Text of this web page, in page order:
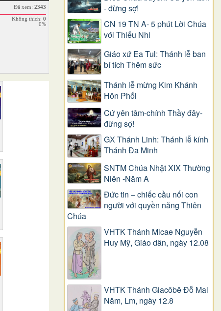
Đã xem: 2343
Không thích: 0
0%
- đừng sợ!
CN 19 TN A- 5 phút Lời Chúa
với Thiếu Nhi
Giáo xứ Ea Tul: Thánh lễ ban
bí tích Thêm sức
Thánh lễ mừng Kim Khánh
Hôn Phối
Cứ yên tâm-chính Thầy đây-
đừng sợ!
GX Thánh Linh: Thánh lễ kính
Thánh Đa Minh
SNTM Chúa Nhật XIX Thường
Niên -Năm A
Đức tin – chiếc cầu nối con
người với quyền năng Thiên
Chúa
VHTK Thánh Micae Nguyễn
Huy Mỹ, Giáo dân, ngày 12.08
VHTK Thánh Giacôbê Ðỗ Mai
Năm, Lm, ngày 12.8